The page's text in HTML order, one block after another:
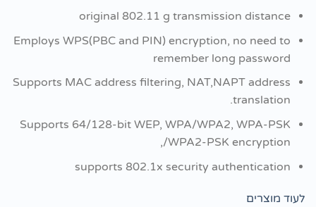
original 802.11 g transmission distance
Employs WPS(PBC and PIN) encryption, no need to
remember long password
Supports MAC address filtering, NAT,NAPT address
translation.
Supports 64/128-bit WEP, WPA/WPA2, WPA-PSK
/WPA2-PSK encryption,
supports 802.1x security authentication
לעוד מוצרים